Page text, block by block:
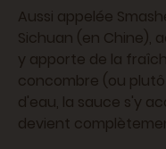
Aussi appelée
Sichuan (en Chine),
y apporte de la
concombre (ou
d'eau, la sauce s'y
devient